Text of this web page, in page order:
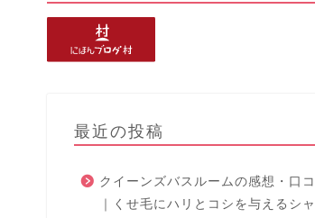
最近の投稿
クイーンズバスルームの感想・口コ
｜くせ毛にハリとコシを与えるシ